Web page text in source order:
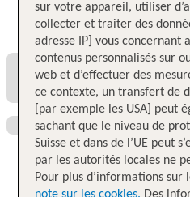
Toutes les
sur votre appareil, utiliser
collecter et traiter des
adresse IP] vous concernant
contenus personnalisés sur
web et d’effectuer des
ce contexte, un transfert de
[par exemple les USA] peut
sachant que le niveau de
Suisse et dans de l’UE peut
par les autorités locales ne
Pour plus d’informations sur